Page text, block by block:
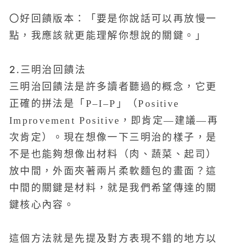
〇好回饋版本：「要是你說話可以再放慢一
點，我應該就更能理解你想說的關鍵。」
2.三明治回饋法
三明治回饋法是許多讀者聽過的概念，它更
正確的拼法是「P–I–P」（Positive
Improvement Positive，即肯定—建議—再
次肯定）。現在想像一下三明治的樣子，是
不是也能夠想像出材料（肉、蔬菜、起司）
放中間，外面夾著兩片柔軟麵包的畫面？這
中間的關鍵是材料，就是我們希望傳達的關
鍵核心內容。
這個方法就是先提及對方表現不錯的地方以